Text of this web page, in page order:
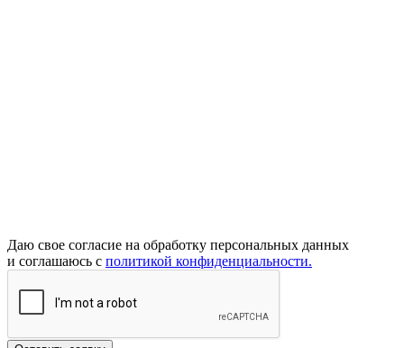
Даю свое согласие на обработку персональных данных
и соглашаюсь с политикой конфиденциальности.